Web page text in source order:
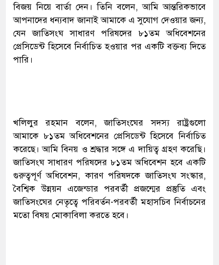
বিজয় নিয়ে বার্তা দেন। তিনি বলেন, আমি আন্তরিকভাবে
আপনাদের ধন্যবাদ জানাই আমাকে এ সুযোগ দেওয়ার জন্য,
যেন জাতিসংঘ সাধারণ পরিষদের ৮১তম অধিবেশনের
প্রেসিডেন্ট হিসেবে নির্বাচিত হওয়ার পর একটি বক্তব্য দিতে
পারি।
খলিলুর রহমান বলেন, জাতিসংঘের সদস্য রাষ্ট্রগুলো
আমাকে ৮১তম অধিবেশনের প্রেসিডেন্ট হিসেবে নির্বাচিত
করেছে। আমি বিনয় ও শ্রদ্ধার সঙ্গে এ দায়িত্ব গ্রহণ করেছি।
জাতিসংঘ সাধারণ পরিষদের ৮১তম অধিবেশন হবে একটি
গুরুত্বপূর্ণ অধিবেশন, কারণ পরিষদকে জাতিসংঘ সংস্কার,
বৈশ্বিক উন্নয়ন এজেন্ডার পরবর্তী প্রজন্মের প্রস্তুতি এবং
জাতিসংঘের নেতৃত্বে পরিবর্তন-পরবর্তী মহাসচিব নির্বাচনের
মতো বিষয় মোকাবিলা করতে হবে।